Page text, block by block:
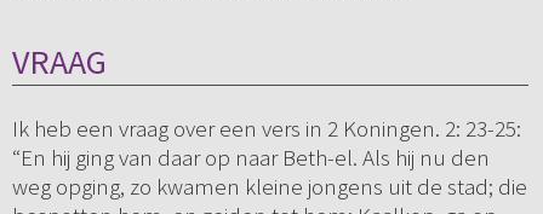
VRAAG
Ik heb een vraag over een vers in 2 Koningen. 2: 23-25:
“En hij ging van daar op naar Beth-el. Als hij nu den
weg opging, zo kwamen kleine jongens uit de stad; die